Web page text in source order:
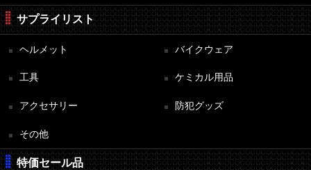
サプライリスト
ヘルメット バイクウェア
工具 ケミカル用品
アクセサリー 防犯グッズ
その他
特価セール品